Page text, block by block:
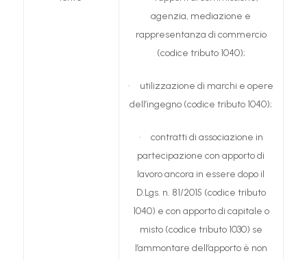
agenzia, mediazione e
rappresentanza di commercio
(codice tributo 1040);
· utilizzazione di marchi e opere
dell’ingegno (codice tributo 1040);
· contratti di associazione in
partecipazione con apporto di
lavoro ancora in essere dopo il
D.Lgs. n. 81/2015 (codice tributo
1040) e con apporto di capitale o
misto (codice tributo 1030) se
l’ammontare dell’apporto è non